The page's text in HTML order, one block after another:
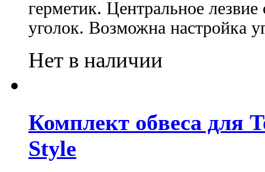
герметик. Центральное
уголок. Возможна настройка
Нет в наличии
Комплект обвеса для
Style